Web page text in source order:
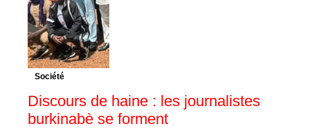
Société
Discours de haine : les journalistes
burkinabè se forment